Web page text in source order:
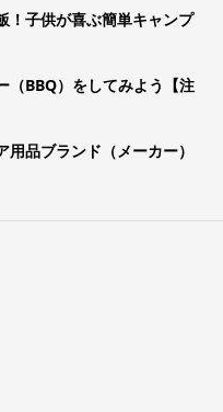
！子供が喜ぶ簡単キャンプ
（BBQ）をしてみよう【注
品ブランド（メーカー）